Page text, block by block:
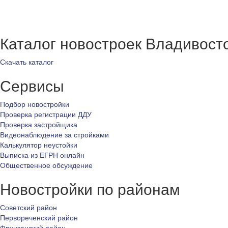
Каталог новостроек
Скачать каталог
Сервисы
Подбор новостройки
Проверка регистрации ДДУ
Проверка застройщика
Видеонаблюдение за стройками
Калькулятор неустойки
Выписка из ЕГРН онлайн
Общественное обсуждение
Новостройки по районам
Советский район
Первореченский район